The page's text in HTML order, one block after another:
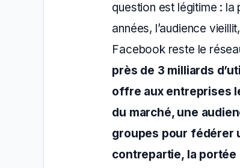
question est légitime : la
années, l’audience
Facebook reste le
près de 3 milliards
offre aux entreprises
du marché, une
groupes pour fédérer
contrepartie, la portée